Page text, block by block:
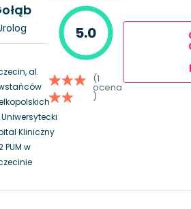
al.
Uniwersytecki
Kliniczny
PUM w
5.0
(1
ocena
)